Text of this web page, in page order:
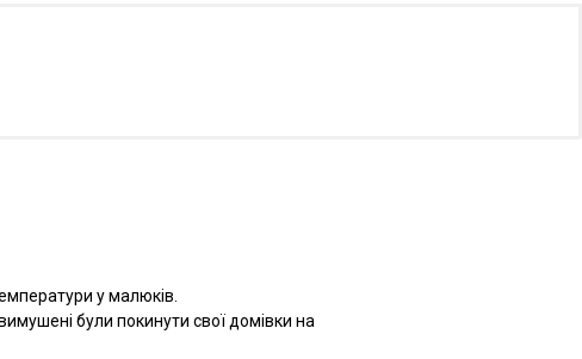
у малюків.
були покинути свої домівки на